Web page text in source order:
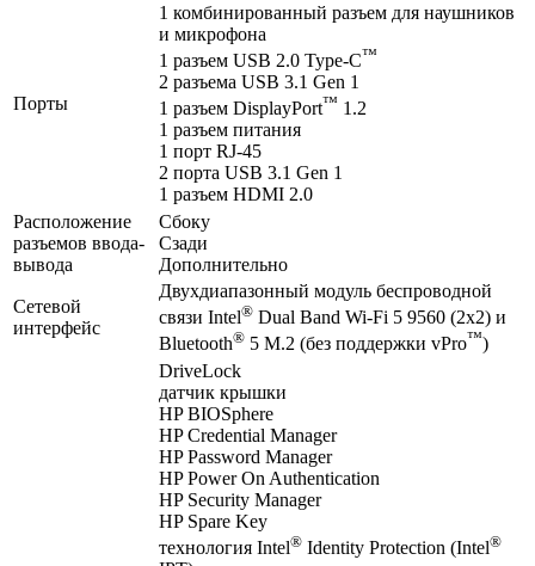
Порты
1 комбинированный разъем для наушников
и микрофона
1 разъем USB 2.0 Type-C™
2 разъема USB 3.1 Gen 1
1 разъем DisplayPort™ 1.2
1 разъем питания
1 порт RJ-45
2 порта USB 3.1 Gen 1
1 разъем HDMI 2.0
Расположение
разъемов ввода-
вывода
Сбоку
Сзади
Дополнительно
Сетевой
интерфейс
Двухдиапазонный модуль беспроводной
связи Intel® Dual Band Wi-Fi 5 9560 (2x2) и
Bluetooth® 5 M.2 (без поддержки vPro™)
DriveLock
датчик крышки
HP BIOSphere
HP Credential Manager
HP Password Manager
HP Power On Authentication
HP Security Manager
HP Spare Key
технология Intel® Identity Protection (Intel®